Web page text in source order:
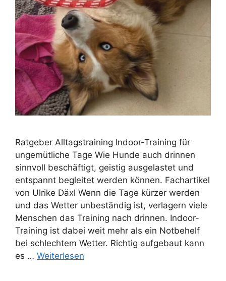
Ratgeber Alltagstraining Indoor-Training für
ungemütliche Tage Wie Hunde auch drinnen
sinnvoll beschäftigt, geistig ausgelastet und
entspannt begleitet werden können. Fachartikel
von Ulrike Däxl Wenn die Tage kürzer werden
und das Wetter unbeständig ist, verlagern viele
Menschen das Training nach drinnen. Indoor-
Training ist dabei weit mehr als ein Notbehelf
bei schlechtem Wetter. Richtig aufgebaut kann
es … Weiterlesen